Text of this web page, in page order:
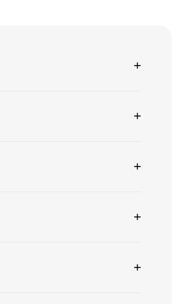
+
+
+
+
+